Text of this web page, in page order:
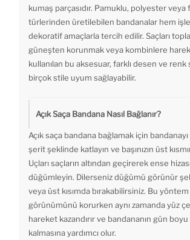
kumaş parçasıdır. Pamuklu, polyester veya
türlerinden üretilebilen bandanalar hem
dekoratif amaçlarla tercih edilir. Saçları
güneşten korunmak veya kombinlere
kullanılan bu aksesuar, farklı desen ve
birçok stile uyum sağlayabilir.
Açık Saça Bandana Nasıl Bağlanır?
Açık saça bandana bağlamak için
şerit şeklinde katlayın ve başınızın üst
Uçları saçların altından geçirerek ense
düğümleyin. Dilerseniz düğümü görünür
veya üst kısımda bırakabilirsiniz. Bu
görünümünü korurken aynı zamanda yüz
hareket kazandırır ve bandananın gün
kalmasına yardımcı olur.